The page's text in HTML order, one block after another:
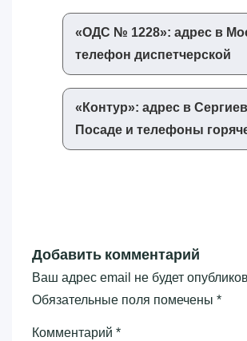
«‎ОДС № 1228»‎: адрес в
телефон диспетчерской
«‎Контур»‎: адрес в
Посаде и телефоны
Добавить комментарий
Ваш адрес email не будет
Обязательные поля помечены *
Комментарий *